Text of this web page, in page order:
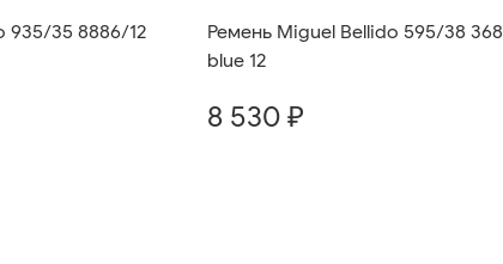
935/35 8886/12
Ремень Miguel Bellido 595/38
blue 12
8 530 ₽